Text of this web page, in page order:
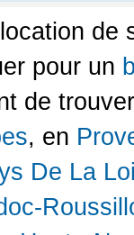
de
pour un
de
, en
De La